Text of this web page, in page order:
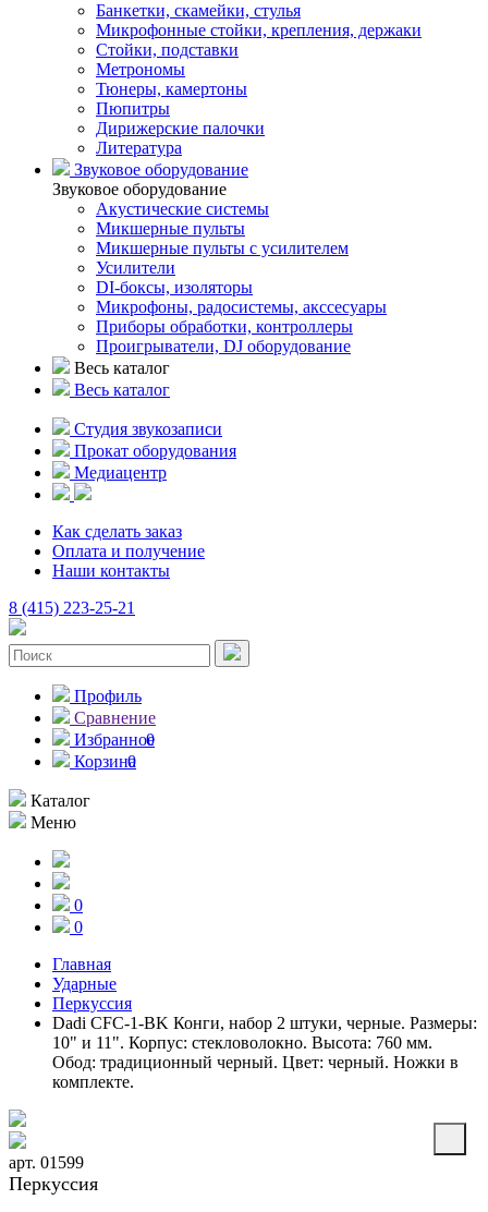
Банкетки, скамейки, стулья
Микрофонные стойки, крепления, держаки
Стойки, подставки
Метрономы
Тюнеры, камертоны
Пюпитры
Дирижерские палочки
Литература
Звуковое оборудование
Звуковое оборудование
Акустические системы
Микшерные пульты
Микшерные пульты с усилителем
Усилители
DI-боксы, изоляторы
Микрофоны, радосистемы, акссесуары
Приборы обработки, контроллеры
Проигрыватели, DJ оборудование
Весь каталог
Весь каталог
Студия звукозаписи
Прокат оборудования
Медиацентр
Как сделать заказ
Оплата и получение
Наши контакты
8 (415) 223-25-21
Профиль
Сравнение
Избранное
0
Корзина
0
Каталог
Меню
0
0
Главная
Ударные
Перкуссия
Dadi CFC-1-BK Конги, набор 2 штуки, черные. Размеры:
10" и 11". Корпус: стекловолокно. Высота: 760 мм.
Обод: традиционный черный. Цвет: черный. Ножки в
комплекте.
арт. 01599
Перкуссия